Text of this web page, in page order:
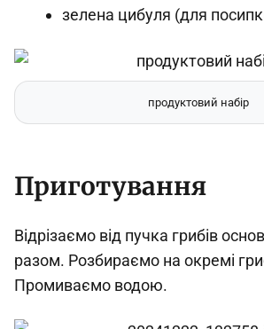
зелена цибуля (для
продуктовий набір
Приготування
Відрізаємо від пучка грибів
разом. Розбираємо на окремі
Промиваємо водою.